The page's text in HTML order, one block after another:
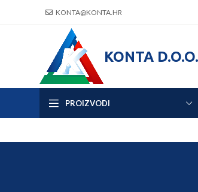
KONTA@KONTA.HR
KONTA
PROIZVODI